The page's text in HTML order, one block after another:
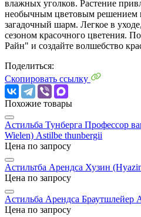
влажных уголков. Растение
необычным цветовым решением
загадочный шарм. Легкое в
сезоном красочного цветения.
Райн" и создайте волшебство
Поделиться:
Скопировать ссылку
Похожие товары
Астильба Тунберга Профессор
Wielen) Astilbe thunbergii
Цена по запросу
Астильтба Арендса Хузин
Цена по запросу
Астильба Арендса Браутшлейер
Цена по запросу